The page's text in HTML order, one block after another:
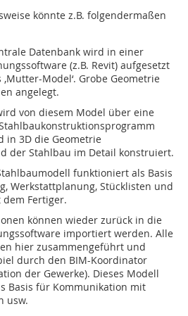
könnte z.B. folgendermaßen
Datenbank wird in einer
(z.B. Revit) aufgesetzt
Model‘. Grobe Geometrie
angelegt.
von diesem Model über eine
in 3D die Geometrie
der Stahlbau im Detail konstruiert.
funktioniert als Basis
Werkstattplanung, Stücklisten und
Fertiger.
können wieder zurück in die
importiert werden. Alle
hier zusammengeführt und
durch den BIM-Koordinator
der Gewerke). Dieses Modell
Basis für Kommunikation mit
usw.